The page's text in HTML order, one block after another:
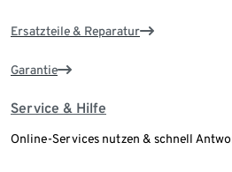
Ersatzteile & Reparatur
Garantie
Service & Hilfe
Online-Services nutzen & schnell